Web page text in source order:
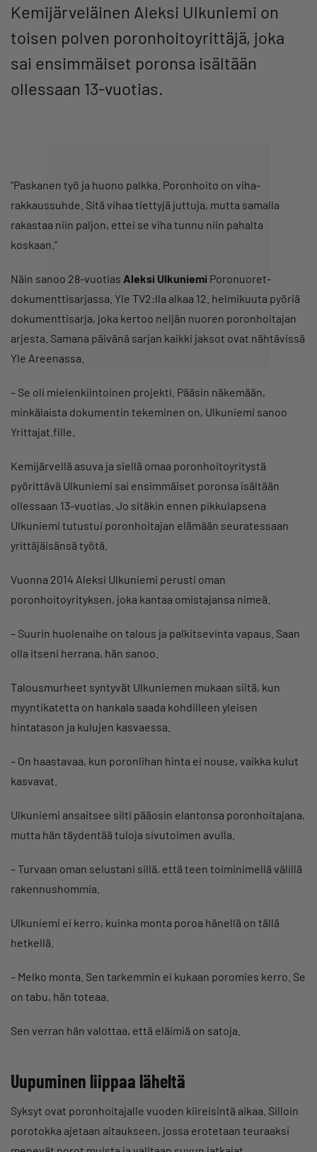
Kemijärveläinen Aleksi Ulkuniemi on
toisen polven poronhoitoyrittäjä, joka
sai ensimmäiset poronsa isältään
ollessaan 13-vuotias.
”Paskanen työ ja huono palkka. Poronhoito on viha-
rakkaussuhde. Sitä vihaa tiettyjä juttuja, mutta samalla
rakastaa niin paljon, ettei se viha tunnu niin pahalta
koskaan.”
Näin sanoo 28-vuotias Aleksi Ulkuniemi Poronuoret-
dokumenttisarjassa. Yle TV2:lla alkaa 12. helmikuuta pyöriä
dokumenttisarja, joka kertoo neljän nuoren poronhoitajan
arjesta. Samana päivänä sarjan kaikki jaksot ovat nähtävissä
Yle Areenassa.
– Se oli mielenkiintoinen projekti. Pääsin näkemään,
minkälaista dokumentin tekeminen on, Ulkuniemi sanoo
Yrittajat.fille.
Kemijärvellä asuva ja siellä omaa poronhoitoyritystä
pyörittävä Ulkuniemi sai ensimmäiset poronsa isältään
ollessaan 13-vuotias. Jo sitäkin ennen pikkulapsena
Ulkuniemi tutustui poronhoitajan elämään seuratessaan
yrittäjäisänsä työtä.
Vuonna 2014 Aleksi Ulkuniemi perusti oman
poronhoitoyrityksen, joka kantaa omistajansa nimeä.
– Suurin huolenaihe on talous ja palkitsevinta vapaus. Saan
olla itseni herrana, hän sanoo.
Talousmurheet syntyvät Ulkuniemen mukaan siitä, kun
myyntikatetta on hankala saada kohdilleen yleisen
hintatason ja kulujen kasvaessa.
– On haastavaa, kun poronlihan hinta ei nouse, vaikka kulut
kasvavat.
Ulkuniemi ansaitsee silti pääosin elantonsa poronhoitajana,
mutta hän täydentää tuloja sivutoimen avulla.
– Turvaan oman selustani sillä, että teen toiminimellä välillä
rakennushommia.
Ulkuniemi ei kerro, kuinka monta poroa hänellä on tällä
hetkellä.
– Melko monta. Sen tarkemmin ei kukaan poromies kerro. Se
on tabu, hän toteaa.
Sen verran hän valottaa, että eläimiä on satoja.
Uupuminen liippaa läheltä
Syksyt ovat poronhoitajalle vuoden kiireisintä aikaa. Silloin
porotokka ajetaan aitaukseen, jossa erotetaan teuraaksi